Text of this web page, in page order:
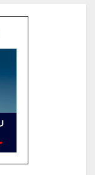
son
de
projets
du